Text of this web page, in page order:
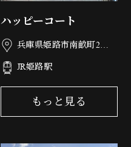
ハッピーコート
兵庫県姫路市南畝町2丁
JR姫路駅
もっと見る